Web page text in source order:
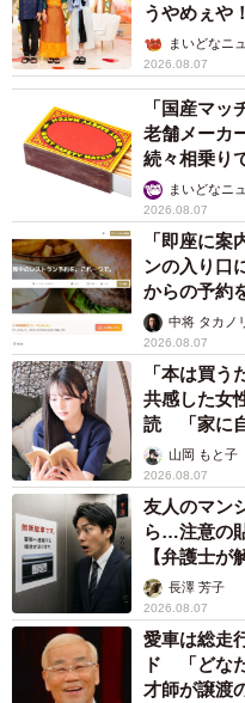
うやめぇや
ん】まいどなニ
2026.08.07
「国産マッ
老舗メーカ
続々相乗り
まいどなニ
2026.08.07
「即座に
ンの入り口
からの予約
中将 タカノ
2026.08.07
「本は買
共感した女
読 「家に自
山岡 もと子
2026.08.07
友人のマン
ら…注意の
【弁護士が
長澤 芳子
2026.08.07
愛車は総走
ド 「どな
才師が譲渡